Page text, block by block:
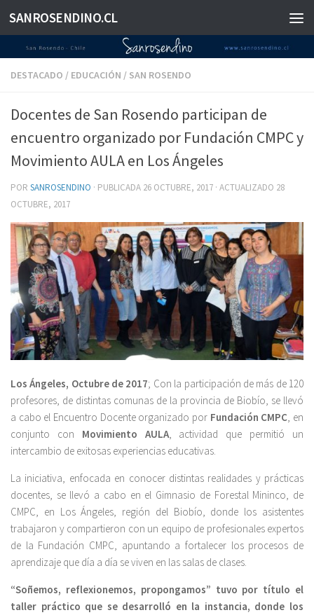
Saltar al contenido
SANROSENDINO.CL
DESTACADO / EDUCACIÓN / SAN ROSENDO
Docentes de San Rosendo participan de
encuentro organizado por Fundación CMPC y
Movimiento AULA en Los Ángeles
POR SANROSENDINO · PUBLICADA 26 OCTUBRE, 2017 · ACTUALIZADO 28
OCTUBRE, 2017
Los Ángeles, Octubre de 2017; Con la participación de más de 120
profesores, de distintas comunas de la provincia de Biobío, se llevó
a cabo el Encuentro Docente organizado por Fundación CMPC , en
conjunto con Movimiento AULA, actividad que permitió un
intercambio de exitosas experiencias educativas.
La iniciativa, enfocada en conocer distintas realidades y prácticas
docentes, se llevó a cabo en el Gimnasio de Forestal Mininco, de
CMPC, en Los Ángeles, región del Biobío, donde los asistentes
trabajaron y compartieron con un equipo de profesionales expertos
de la Fundación CMPC, apuntando a fortalecer los procesos de
aprendizaje que día a día se viven en las salas de clases.
“Soñemos, reflexionemos, propongamos” tuvo por título el
taller práctico que se desarrolló en la instancia, donde los